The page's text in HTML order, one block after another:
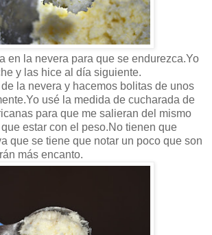
en la nevera para que se endurezca.Yo
y las hice al día siguiente.
la nevera y hacemos bolitas de unos
usé la medida de cucharada de
para que me salieran del mismo
estar con el peso.No tienen que
que se tiene que notar un poco que son
más encanto.